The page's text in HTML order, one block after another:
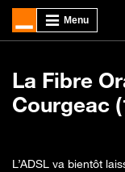
La Fibre
Courgeac
L’ADSL va bientôt